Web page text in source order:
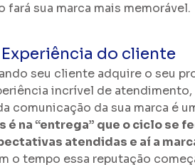
fará sua marca mais memorável.
do cliente
seu cliente adquire o seu
incrível de
comunicação da sua marca é
é na “entrega” que o ciclo se
atendidas e aí a
o tempo essa reputação